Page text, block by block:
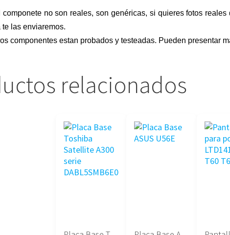
componete no son reales, son genéricas, si quieres fotos
las enviaremos.
componentes estan probados y testeadas. Pueden presentar
relacionados